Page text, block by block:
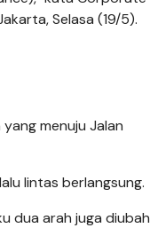
Selasa (19/5).
menuju Jalan
lintas berlangsung.
dua arah juga diubah